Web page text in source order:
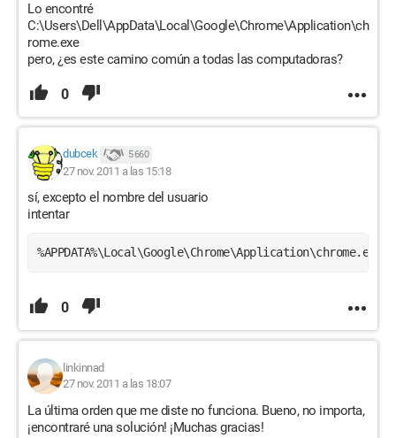
Lo encontré
C:\Users\Dell\AppData\Local\Google\Chrome\Application\ch
rome.exe
pero, ¿es este camino común a todas las computadoras?
0
dubcek 5 660
27 nov. 2011 a las 15:18
sí, excepto el nombre del usuario
intentar
0
linkinnad
27 nov. 2011 a las 18:07
La última orden que me diste no funciona. Bueno, no importa,
¡encontraré una solución! ¡Muchas gracias!